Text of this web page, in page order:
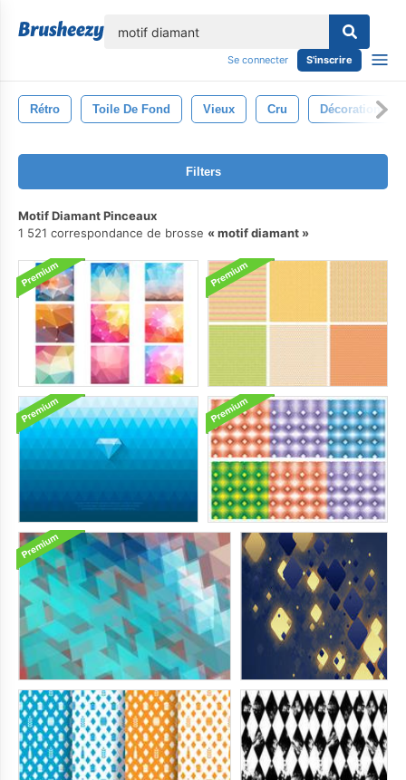
Se connecter S'inscrire
Rétro Toile De Fond Vieux Cru Décoration
Filters
Motif Diamant Pinceaux
1 521 correspondance de brosse
motif diamant